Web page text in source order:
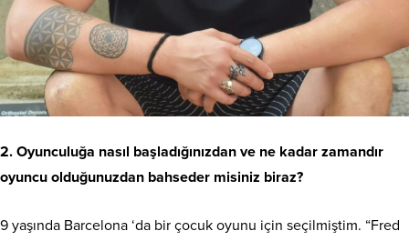
2. Oyunculuğa nasıl başladığınızdan ve ne kadar zamandır
oyuncu olduğunuzdan bahseder misiniz biraz?
9 yaşında Barcelona ‘da bir çocuk oyunu için seçilmiştim. “Fred